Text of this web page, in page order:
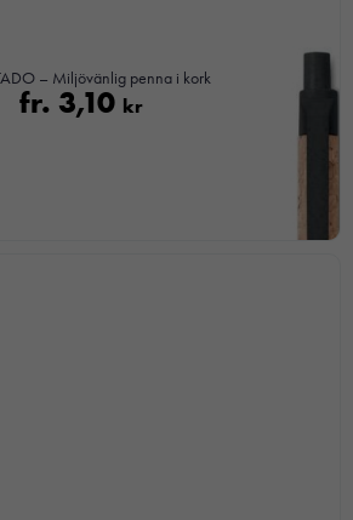
– Miljövänlig penna i kork
fr. 3,10 kr